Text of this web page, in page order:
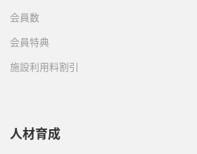
会員数
会員特典
施設利用料割引
人材育成